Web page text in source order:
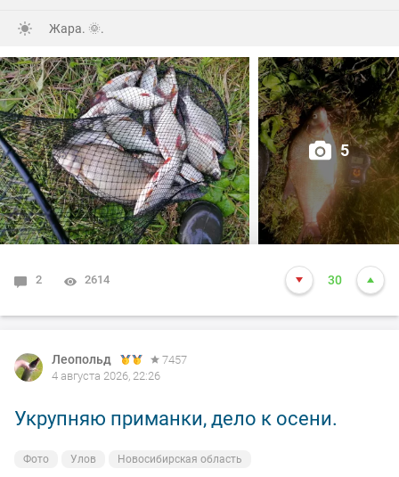
Жара. 🌞.
5
2 2614 30
Леопольд
7457
4 августа 2026, 22:26
Укрупняю приманки, дело к осени.
Фото Улов Новосибирская область